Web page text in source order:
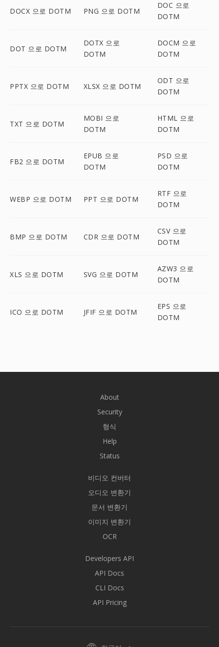
DOCX 으로 DOTM PNG 으로 DOTM
DOC 으로
DOTM
DOT 으로 DOTM
DOTX 으로
DOTM
DOCM 으로
DOTM
PPTX 으로 DOTM XLSX 으로 DOTM
ODT 으로
DOTM
TXT 으로 DOTM
MOBI 으로
DOTM
HTML 으로
DOTM
FB2 으로 DOTM
EPUB 으로
DOTM
PSD 으로
DOTM
WEBP 으로 DOTM PPT 으로 DOTM
RTF 으로
DOTM
BMP 으로 DOTM CDR 으로 DOTM
CSV 으로
DOTM
XLS 으로 DOTM SVG 으로 DOTM
AZW3 으로
DOTM
ICO 으로 DOTM JFIF 으로 DOTM
EPS 으로
DOTM
About
Security
형식
Help
Status
비디오 컨버터
오디오 변환기
문서 변환기
이미지 변환기
OCR
Developers API
API Docs
CLI Docs
API Pricing